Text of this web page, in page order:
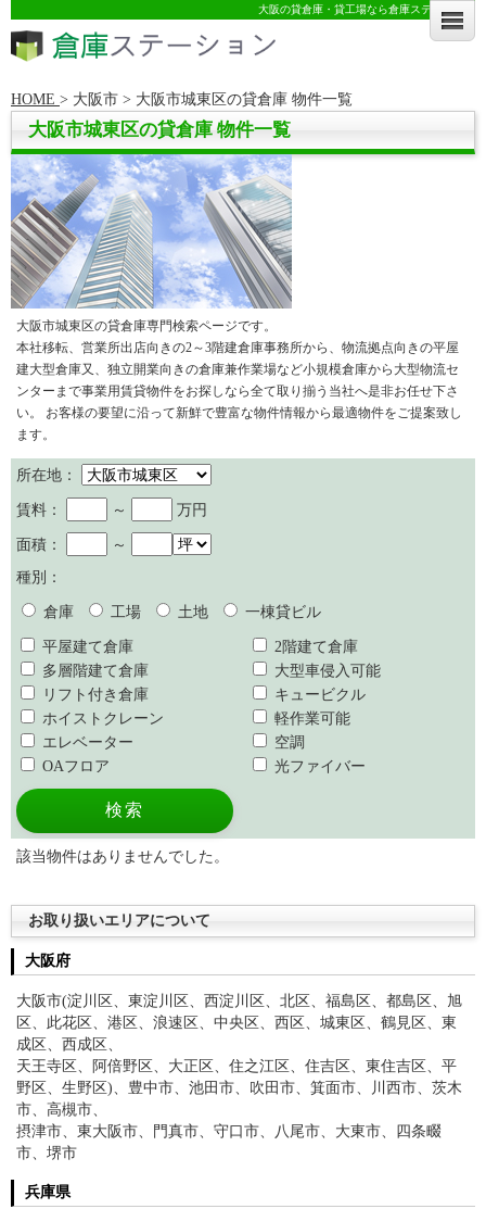
大阪の貸倉庫・貸工場なら倉庫ステーション
HOME > 大阪市 > 大阪市城東区の貸倉庫 物件一覧
大阪市城東区の貸倉庫 物件一覧
大阪市城東区の貸倉庫専門検索ページです。
本社移転、営業所出店向きの2～3階建倉庫事務所から、物流拠点向きの平屋
建大型倉庫又、独立開業向きの倉庫兼作業場など小規模倉庫から大型物流セ
ンターまで事業用賃貸物件をお探しなら全て取り揃う当社へ是非お任せ下さ
い。 お客様の要望に沿って新鮮で豊富な物件情報から最適物件をご提案致し
ます。
所在地：
賃料： ～ 万円
面積：
～
種別：
倉庫 工場 土地 一棟貸ビル
平屋建て倉庫
2階建て倉庫
多層階建て倉庫
大型車侵入可能
リフト付き倉庫
キュービクル
ホイストクレーン
軽作業可能
エレベーター
空調
OAフロア
光ファイバー
該当物件はありませんでした。
お取り扱いエリアについて
大阪府
大阪市(淀川区、東淀川区、西淀川区、北区、福島区、都島区、旭
区、此花区、港区、浪速区、中央区、西区、城東区、鶴見区、東
成区、西成区、
天王寺区、阿倍野区、大正区、住之江区、住吉区、東住吉区、平
野区、生野区)、豊中市、池田市、吹田市、箕面市、川西市、茨木
市、高槻市、
摂津市、東大阪市、門真市、守口市、八尾市、大東市、四条畷
市、堺市
兵庫県